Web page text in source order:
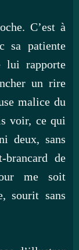
C’est à
sa patiente
lui rapporte
un rire
malice du
voir, ce qui
deux, sans
de
me soit
sourit sans